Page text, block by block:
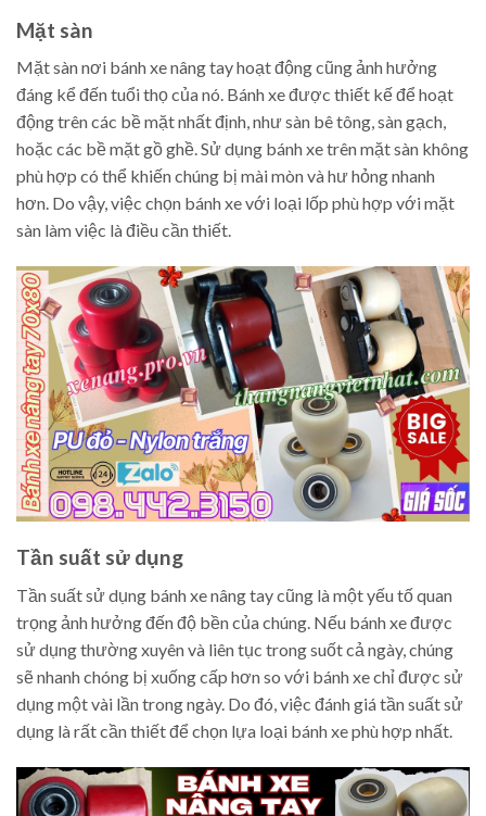
Mặt sàn
Mặt sàn nơi bánh xe nâng tay hoạt động cũng ảnh hưởng
đáng kể đến tuổi thọ của nó. Bánh xe được thiết kế để hoạt
động trên các bề mặt nhất định, như sàn bê tông, sàn gạch,
hoặc các bề mặt gồ ghề. Sử dụng bánh xe trên mặt sàn không
phù hợp có thể khiến chúng bị mài mòn và hư hỏng nhanh
hơn. Do vậy, việc chọn bánh xe với loại lốp phù hợp với mặt
sàn làm việc là điều cần thiết.
Tần suất sử dụng
Tần suất sử dụng bánh xe nâng tay cũng là một yếu tố quan
trọng ảnh hưởng đến độ bền của chúng. Nếu bánh xe được
sử dụng thường xuyên và liên tục trong suốt cả ngày, chúng
sẽ nhanh chóng bị xuống cấp hơn so với bánh xe chỉ được sử
dụng một vài lần trong ngày. Do đó, việc đánh giá tần suất sử
dụng là rất cần thiết để chọn lựa loại bánh xe phù hợp nhất.